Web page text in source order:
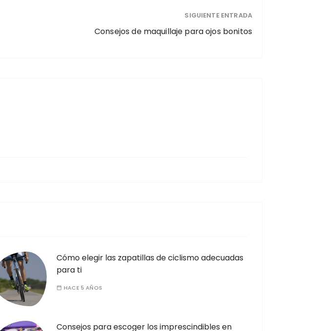
SIGUIENTE ENTRADA
Consejos de maquillaje para ojos bonitos
Cómo elegir las zapatillas de ciclismo adecuadas
para ti
HACE 5 AÑOS
Consejos para escoger los imprescindibles en